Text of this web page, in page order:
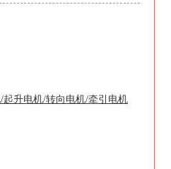
升电机/转向电机/牵引电机